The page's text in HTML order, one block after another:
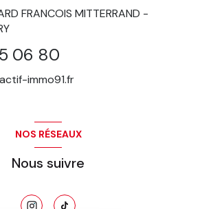
FRANCOIS MITTERRAND -
06 80
immo91.fr
NOS RÉSEAUX
Nous suivre